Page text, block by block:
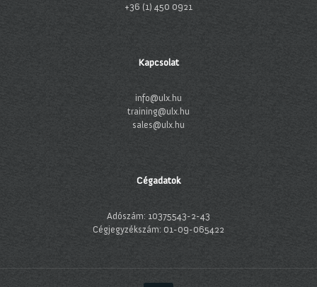
+36 (1) 450 0921
Kapcsolat
info@ulx.hu
training@ulx.hu
sales@ulx.hu
Cégadatok
Adószám: 10375543-2-43
Cégjegyzékszám: 01-09-065422